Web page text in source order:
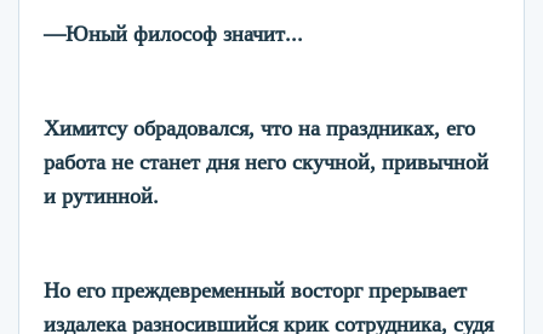
—Юный философ значит...
Химитсу обрадовался, что на праздниках, его
работа не станет дня него скучной, привычной
и рутинной.
Но его преждевременный восторг прерывает
издалека разносившийся крик сотрудника, судя